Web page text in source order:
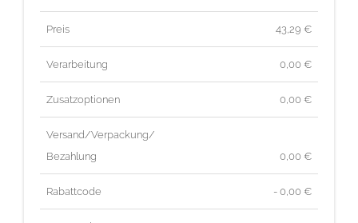
Preis 43,29 €
Verarbeitung 0,00 €
Zusatzoptionen 0,00 €
Versand/Verpackung/
Bezahlung
0,00 €
Rabattcode - 0,00 €